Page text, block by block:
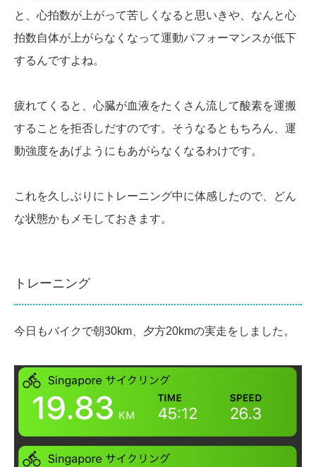
と、心拍数が上がって苦しくなると思いきや、なんと心
拍数自体が上がらなくなって運動パフォーマンスが低下
するんですよね。
疲れてくると、心臓が血液をたくさん流して酸素を運搬
することを拒否しだすのです。そうなるともちろん、運
動強度をあげようにもあがらなくなるわけです。
これを久しぶりにトレーニング中に体感したので、どん
な状態かもメモしておきます。
トレーニング
今日もバイクで朝30km、夕方20kmの実走をしました。